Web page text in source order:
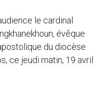
le cardinal
évêque
du diocèse
ce jeudi matin, 19 avril